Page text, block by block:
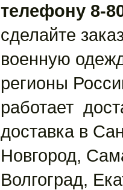
телефону 8-
сделайте
военную
регионы
работает
доставка в
Новгород,
Волгоград,